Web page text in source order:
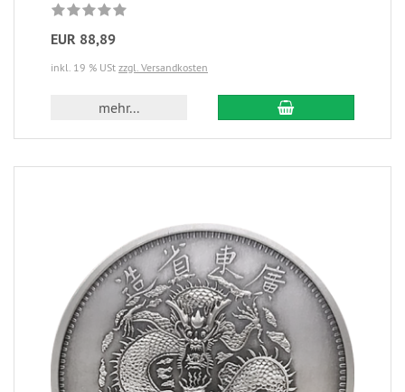
EUR 88,89
inkl. 19 % USt zzgl. Versandkosten
mehr...